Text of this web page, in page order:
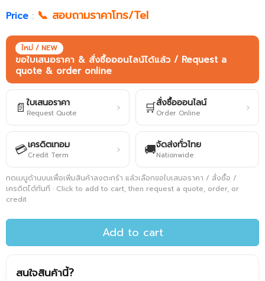
Price : 📞 สอบถามราคาโทร/Tel
ใหม่ / NEW
ขอใบเสนอราคา & สั่งซื้อออนไลน์ได้แล้ว / Request a
quote & order online
📄 ใบเสนอราคา
Request Quote › 🛒สั่งซื้อออนไลน์
Order Online ›
💳เครดิตเทอม
Credit Term › 🚚จัดส่งทั่วไทย
Nationwide
กดเมนูด้านบนเพื่อเพิ่มสินค้าลงตะกร้า แล้วเลือกขอใบเสนอราคา / สั่งซื้อ /
เครดิตได้ทันที · Click to add to cart, then request a quote, order, or
credit
Add to cart
สนใจสินค้านี้?